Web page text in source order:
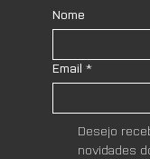
Nome
Email *
Desejo
novidades